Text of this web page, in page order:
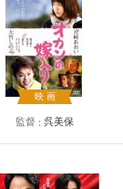
映画
監督 呉美保